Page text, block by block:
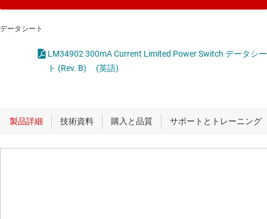
データシート
LM34902 300mA Current Limited Power Switch データシー
ト (Rev. B)
(英語)